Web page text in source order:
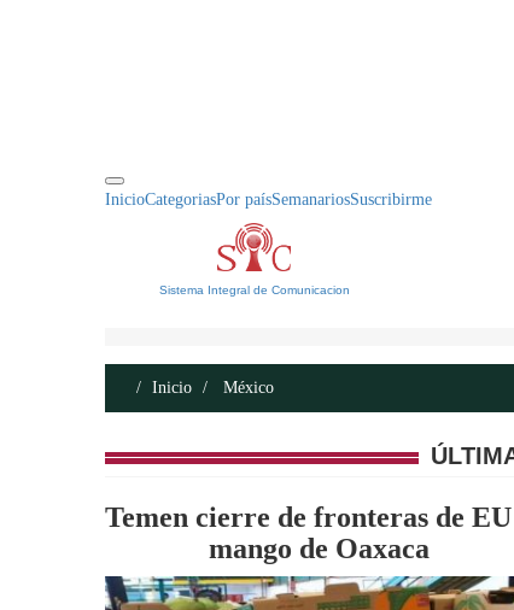
InicioCategoriasPor paísSemanariosSuscribirme
Sistema Integral de Comunicacion
Inicio México
Temen cierre de fronteras de
mango de Oaxaca